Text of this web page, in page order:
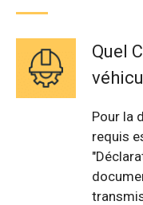
Quel
Pour la
requis